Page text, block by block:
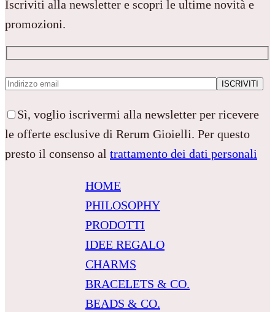
Iscriviti alla newsletter e scopri le ultime novità e
promozioni.
Sì, voglio iscrivermi alla newsletter per ricevere
le offerte esclusive di Rerum Gioielli. Per questo
presto il consenso al trattamento dei dati personali
HOME
PHILOSOPHY
PRODOTTI
IDEE REGALO
CHARMS
BRACELETS & CO.
BEADS & CO.